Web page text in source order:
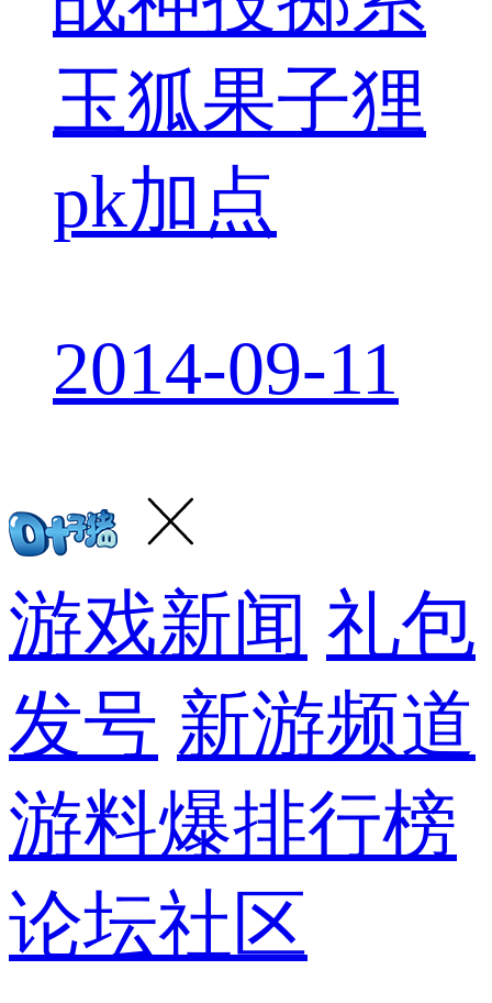
玉狐果子狸
pk加点
2014-09-11
游戏新闻 礼包
发号 新游频道
游料爆排行榜
论坛社区